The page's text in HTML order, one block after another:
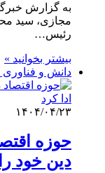
به گزارش
مجازی، سید
رئیس…
بیشتر بخوانید »
دانش و فناوری
۱۴۰۴/۰۴/۲۳
دین خود